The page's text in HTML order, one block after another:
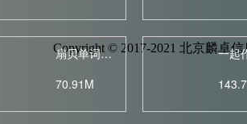
扇贝单词英...
70.91M
一起
Copyright © 2017-2021 北京麟卓